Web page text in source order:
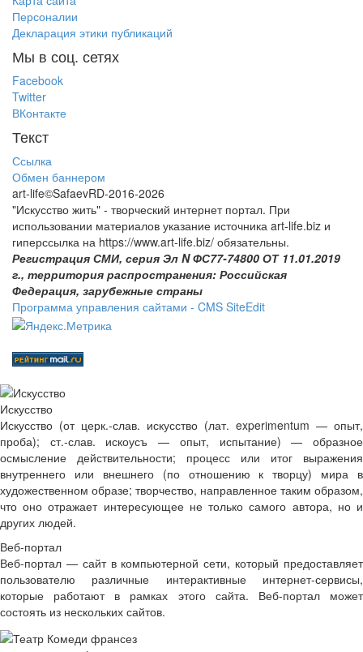
Персоналии
Декларация этики публикаций
Мы в соц. сетях
Facebook
Twitter
ВКонтакте
Текст
Ссылка
Обмен баннером
art-life©SafaevRD-2016-2026
"Искусство жить" - творческий интернет портал. При
использовании материалов указание источника art-life.biz и
гиперссылка на https://www.art-life.biz/ обязательны.
Регистрация СМИ, серия Эл N ФС77-74800 ОТ 11.01.2019
г., территория распространения: Российская
Федерация, зарубежные страны
Программа управления сайтами - CMS SiteEdit
Искусство
Искусство (от церк.-слав. искусство (лат. experimentum — опыт,
проба); ст.‑слав. искоусъ — опыт, испытание) — образное
осмысление действительности; процесс или итог выражения
внутреннего или внешнего (по отношению к творцу) мира в
художественном образе; творчество, направленное таким образом,
что оно отражает интересующее не только самого автора, но и
других людей.
Веб-портал
Веб-портал — сайт в компьютерной сети, который предоставляет
пользователю различные интерактивные интернет-сервисы,
которые работают в рамках этого сайта. Веб-портал может
состоять из нескольких сайтов.